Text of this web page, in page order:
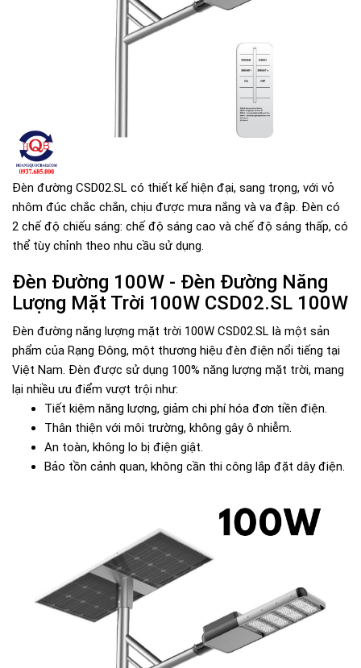
Đèn đường CSD02.SL có thiết kế hiện đại, sang trọng, với vỏ
nhôm đúc chắc chắn, chịu được mưa nắng và va đập. Đèn có
2 chế độ chiếu sáng: chế độ sáng cao và chế độ sáng thấp, có
thể tùy chỉnh theo nhu cầu sử dụng.
Đèn Đường 100W - Đèn Đường Năng
Lượng Mặt Trời 100W CSD02.SL 100W
Đèn đường năng lượng mặt trời 100W CSD02.SL là một sản
phẩm của Rạng Đông, một thương hiệu đèn điện nổi tiếng tại
Việt Nam. Đèn được sử dụng 100% năng lượng mặt trời, mang
lại nhiều ưu điểm vượt trội như:
Tiết kiệm năng lượng, giảm chi phí hóa đơn tiền điện.
Thân thiện với môi trường, không gây ô nhiễm.
An toàn, không lo bị điện giật.
Bảo tồn cảnh quan, không cần thi công lắp đặt dây điện.